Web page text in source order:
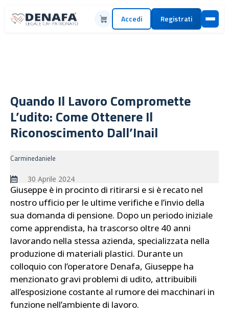
Accedi Registrati
Quando Il Lavoro Compromette
L’udito: Come Ottenere Il
Riconoscimento Dall’Inail
Carminedaniele
30 Aprile 2024
Giuseppe è in procinto di ritirarsi e si è recato nel
nostro ufficio per le ultime verifiche e l’invio della
sua domanda di pensione. Dopo un periodo iniziale
come apprendista, ha trascorso oltre 40 anni
lavorando nella stessa azienda, specializzata nella
produzione di materiali plastici. Durante un
colloquio con l’operatore Denafa, Giuseppe ha
menzionato gravi problemi di udito, attribuibili
all’esposizione costante al rumore dei macchinari in
funzione nell’ambiente di lavoro.